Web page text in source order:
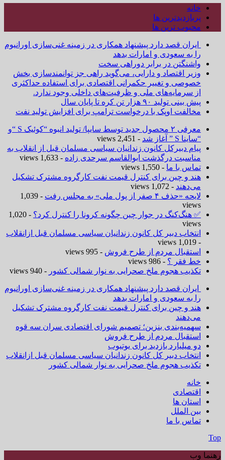
خانه
پربازدیدترین ها
محبوب ترین ها
ایران قصد دارد پیشنهاد همکاری در زمینه غنی‌سازی اورانیوم
را به سعودی و امارات بدهد
واشنگتن در برابر دوراهی سخت
وزیر اقتصاد و دارایی، می‌گوید راهی جز توانمندسازی بخش
خصوصی و تغییر حکمرانی اقتصادی برای استفاده حداکثری
از سرمایه‌های ملی و ظرفیت‌های داخلی وجود ندارد.
پیش بینی تولید ۹۰ هزار تن کره تا پایان سال
مخالفت اوپک با درخواست ترامپ برای افزایش تولید نفت
معرفی ۲ محصول جدید توسط سایپا/ تولید انبوه “کوئیک S “و
“ساینا S ” آغاز شد
- 2,451 views
پیام دبیرکل کانون زندانیان سیاسی مسلمان قبل از انقلاب به
مناسبت درگذشت ابوالقاسم سرحدی زاده - 1,633 views
تماس با ما - 1,550 views
هند و چین برای کنترل قیمت نفت کارگروه مشترک تشکیل
می‌دهند - 1,072 views
لایحه «حذف ۴ صفر از پول ملی» به مجلس رفت
- 1,039
views
✅ هنگ‌کنگ در جوار چین چگونه کرونا را کنترل کرد؟
- 1,020
views
انتخاب دبیر کل کانون زندانیان سیاسی مسلمان قبل ازانقلاب
- 1,019 views
استقبال مردم از طرح فروش - 995 views
خط فقر ؟ - 986 views
تکذیب هجوم ملخ صحرایی به نوار شمالی کشور - 940 views
ایران قصد دارد پیشنهاد همکاری در زمینه غنی‌سازی اورانیوم
را به سعودی و امارات بدهد
هند و چین برای کنترل قیمت نفت کارگروه مشترک تشکیل
می‌دهند
سهمیه‌بندی بنزین؛ تصمیم شورای اقتصادی سران سه قوه
استقبال مردم از طرح فروش
دو میلیارد بازدید برای یوتیوب
انتخاب دبیر کل کانون زندانیان سیاسی مسلمان قبل ازانقلاب
تکذیب هجوم ملخ صحرایی به نوار شمالی کشور
خانه
اقتصادی
استان ها
بین الملل
تماس با ما
Top
رهنما وب